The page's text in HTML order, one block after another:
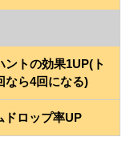
ントの効果1UP(ト
なら4回になる)
ドロップ率UP